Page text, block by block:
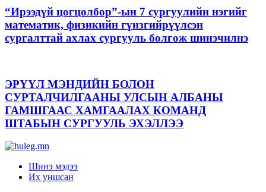
“Ирээдүй цогцолбор”-ын 7 сургуулийн нэгийг
математик, физикийн гүнзгийрүүлсэн
сургалттай ахлах сургууль болгож шинэчилнэ
ЭРҮҮЛ МЭНДИЙН БОЛОН
СУРТАЛЧИЛГААНЫ УЛСЫН АЛБАНЫ
ГАМШГААС ХАМГААЛАХ КОМАНД
ШТАБЫН СУРГУУЛЬ ЭХЭЛЛЭЭ
Шинэ мэдээ
Их уншсан